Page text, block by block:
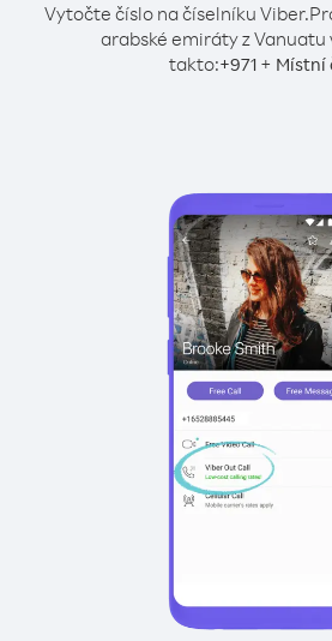
Vytočte číslo na číselníku Viber.
arabské emiráty z
takto:+971 + Místní